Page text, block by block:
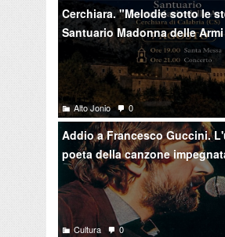
Cerchiara. "Melodie sotto le
Santuario Madonna delle Armi
Alto Jonio 0
Addio a Francesco Guccini.
poeta della canzone
Cultura 0